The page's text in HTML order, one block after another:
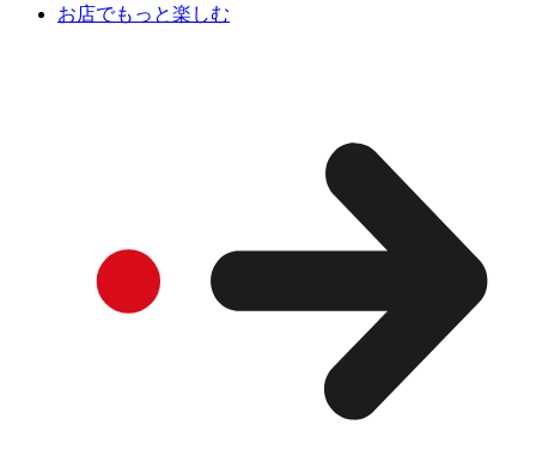
お店でもっと楽しむ